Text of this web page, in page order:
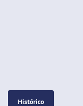
Histórico